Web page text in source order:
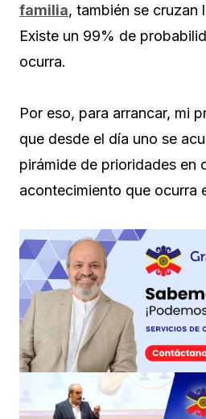
familia, también se cruzan
Existe un 99% de
ocurra.
Por eso, para arrancar, mi
que desde el día uno se
pirámide de prioridades en
acontecimiento que ocurra